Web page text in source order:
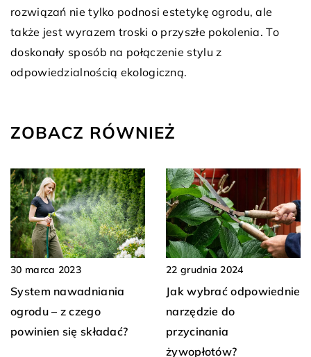
rozwiązań nie tylko podnosi estetykę ogrodu, ale
także jest wyrazem troski o przyszłe pokolenia. To
doskonały sposób na połączenie stylu z
odpowiedzialnością ekologiczną.
ZOBACZ RÓWNIEŻ
30 marca 2023
System nawadniania
ogrodu – z czego
powinien się składać?
22 grudnia 2024
Jak wybrać odpowiednie
narzędzie do
przycinania
żywopłotów?